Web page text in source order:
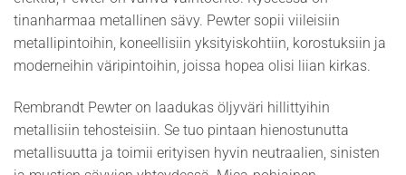
tinanharmaa metallinen sävy. Pewter sopii viileisiin
metallipintoihin, koneellisiin yksityiskohtiin, korostuksiin ja
moderneihin väripintoihin, joissa hopea olisi liian kirkas.
Rembrandt Pewter on laadukas öljyväri hillittyihin
metallisiin tehosteisiin. Se tuo pintaan hienostunutta
metallisuutta ja toimii erityisen hyvin neutraalien, sinisten